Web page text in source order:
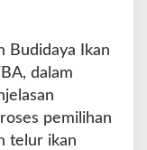
Budidaya Ikan
dalam
pemilihan
telur ikan